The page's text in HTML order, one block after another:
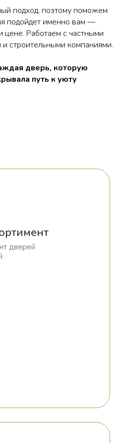
подход, поэтому поможем
подойдет именно вам —
цене. Работаем с частными
строительными компаниями.
дверь, которую
путь к уюту